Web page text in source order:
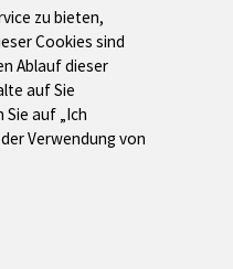
zu bieten,
Cookies sind
Ablauf dieser
auf Sie
auf „Ich
Verwendung von